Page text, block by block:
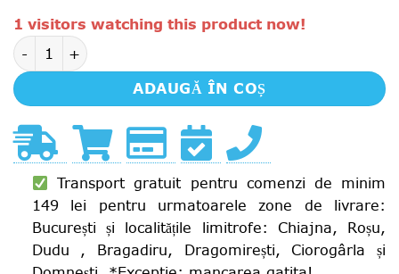
1 visitors watching this product now!
Cantitate Nissin Supa Instant Ramen Korean Hot Chili
ADAUGĂ ÎN COȘ
Alternative:
Transport gratuit pentru comenzi de minim
149 lei pentru urmatoarele zone de livrare:
București și localitățile limitrofe: Chiajna, Roșu,
Dudu , Bragadiru, Dragomirești, Ciorogârla și